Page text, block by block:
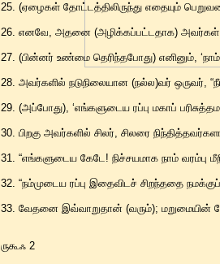
25. (ஏழைகள் தோட்டத்திலிருந்து எதையும்
26. எனவே, அதனை (அழிக்கப்பட்டதாக) அவர்கள்
27. (பின்னர் உண்மை தெரிந்தபோது) எனினும்,
28. அவர்களில் நடுநிலையான (நல்ல)வர்
29. (அப்போது), ‘எங்களுடைய ரப்பு மகாப்
30. பிறகு அவர்களில் சிலர், சிலரை
31. “எங்களுடைய கேடே! நிச்சயமாக நாம் வரம்பு
32. “நம்முடைய ரப்பு இதைவிடச் சிறந்ததை
33. வேதனை இவ்வாறுதான் (வரும்);
ருகூஃ 2